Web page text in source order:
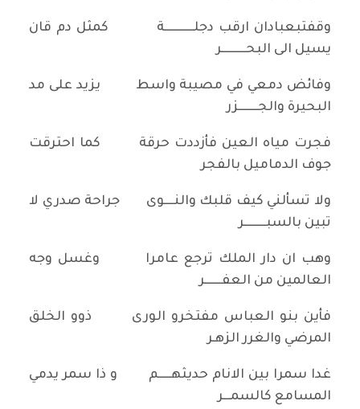
وقفتبعبادان ارقب دجلــــــــــــة كمثل دم قان
يسيل الى البحــــــــــر
وفائض دمعي في مصيبة واسط يزيد على مد
البحيرة والجــــــــزر
فجرت مياه العين فأزددت حرقة كما احترقت
جوف الدماميل بالفجر
ولا تسألني كيف قلبك والنــــوى جراحة صدري لا
تبين بالسبـــــــــر
وهب ان دار الملك ترجع عامرا وغسل وجه
العالمين من العفـــــــر
فأين بنو العباس مفتخرو الورى ذوو الخلق
المرضي والغرر الزهـر
غدا سمرا بين الانام حديثهـــــم و ذا سمر يدمي
المسامع كالسمـــر